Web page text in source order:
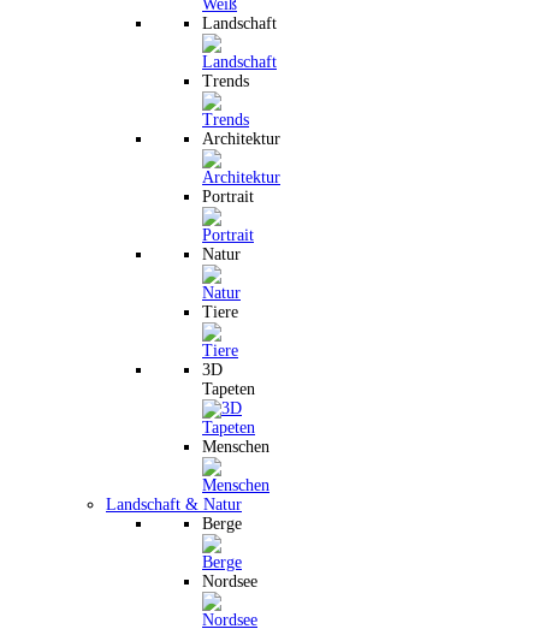
Landschaft
Trends
Architektur
Portrait
Natur
Tiere
3D
Tapeten
Menschen
Landschaft & Natur
Berge
Nordsee